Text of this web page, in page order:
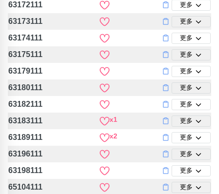
63172111 更多
63173111 更多
63174111 更多
63175111 更多
63179111 更多
63180111 更多
63182111 更多
63183111 x1 更多
63189111 x2 更多
63196111 更多
63198111 更多
65104111 更多